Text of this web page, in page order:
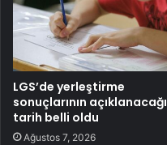
LGS’de yerleştirme
sonuçlarının açıklanacağı
tarih belli oldu
Ağustos 7, 2026